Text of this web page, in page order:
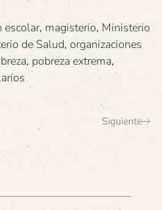
escolar, magisterio, Ministerio
de Salud, organizaciones
, pobreza extrema,
Siguiente